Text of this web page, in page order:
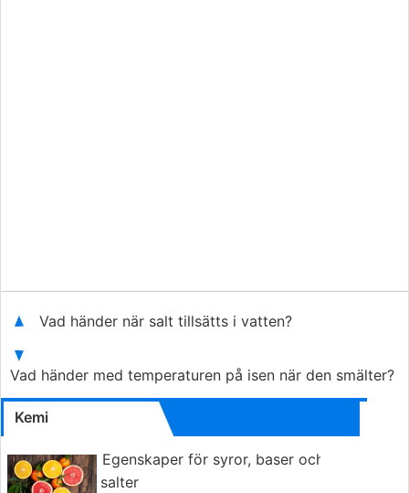
Vad händer när salt tillsätts i vatten?
Vad händer med temperaturen på isen när den smälter?
Kemi
Egenskaper för syror, baser och
salter